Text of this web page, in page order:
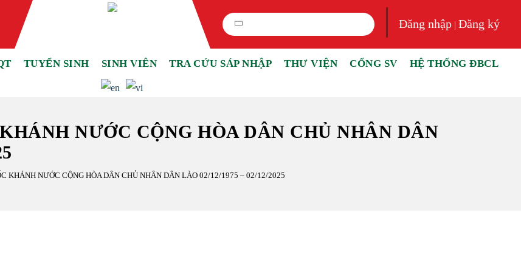
Đăng nhập |Đăng ký
TUYỂN SINH SINH VIÊN TRA CỨU SÁP NHẬP THƯ VIỆN CỔNG SV HỆ THỐNG ĐBCL
NƯỚC CỘNG HÒA DÂN CHỦ NHÂN DÂN
KHÁNH NƯỚC CỘNG HÒA DÂN CHỦ NHÂN DÂN LÀO 02/12/1975 – 02/12/2025